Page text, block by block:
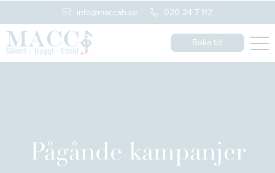
info@maccab.se 020 24 7 112
Boka tid
Pågånde kampanjer